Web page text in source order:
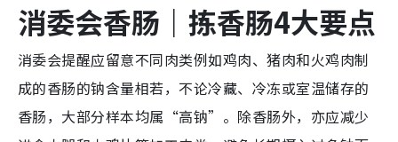
消委会香肠｜拣香肠4大要点
消委会提醒应留意不同肉类例如鸡肉、猪肉和火鸡肉制
成的香肠的钠含量相若，不论冷藏、冷冻或室温储存的
香肠，大部分样本均属“高钠”。除香肠外，亦应减少